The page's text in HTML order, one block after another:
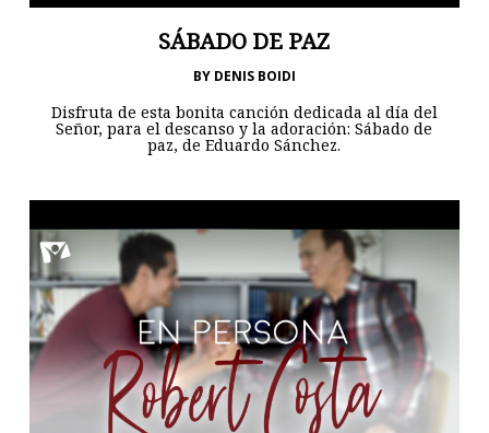
SÁBADO DE PAZ
BY DENIS BOIDI
Disfruta de esta bonita canción dedicada al día del
Señor, para el descanso y la adoración: Sábado de
paz, de Eduardo Sánchez.